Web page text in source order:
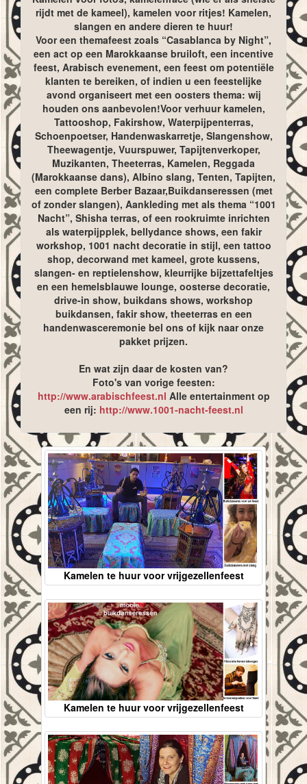
rijdt met de kameel), kamelen voor ritjes! Kamelen,
slangen en andere dieren te huur!
Voor een themafeest zoals “Casablanca by Night”,
een act op een Marokkaanse bruiloft, een incentive
feest, Arabisch evenement, een feest om potentiële
klanten te bereiken, of indien u een feestelijke
avond organiseert met een oosters thema: wij
houden ons aanbevolen!Voor verhuur kamelen,
Tattooshop, Fakirshow, Waterpijpenterras,
Schoenpoetser, Handenwaskarretje, Slangenshow,
Theewagentje, Vuurspuwer, Tapijtenverkoper,
Muzikanten, Theeterras, Kamelen, Reggada
(Marokkaanse dans), Albino slang, Tenten, Tapijten,
een complete Berber Bazaar,Buikdanseressen (met
of zonder slangen), Aankleding met als thema “1001
Nacht”, Shisha terras, of een rookruimte inrichten
als waterpijpplek, bellydance shows, een fakir
workshop, 1001 nacht decoratie in stijl, een tattoo
shop, decorwand met kameel, grote kussens,
slangen- en reptielenshow, kleurrijke bijzettafeltjes
en een hemelsblauwe lounge, oosterse decoratie,
drive-in show, buikdans shows, workshop
buikdansen, fakir show, theeterras en een
handenwasceremonie bel ons of kijk naar onze
pakket prijzen.
En wat zijn daar de kosten van?
Foto's van vorige feesten:
http://www.arabischfeest.nl Alle entertainment op
een rij: http://www.1001-nacht-feest.nl
Kamelen te huur voor vrijgezellenfeest
Kamelen te huur voor vrijgezellenfeest